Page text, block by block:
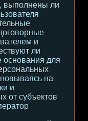
выполнены ли
и
ли
основания для
на
и
от субъектов